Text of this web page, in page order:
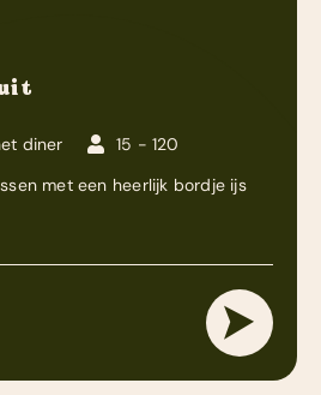
diner
15 - 120
met een heerlijk bordje ijs